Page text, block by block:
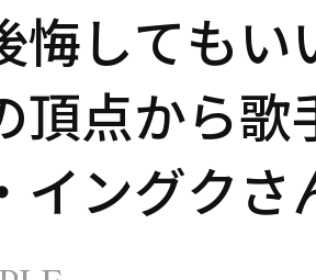
悔しても
頂点から
イングクさ
頑張れる原